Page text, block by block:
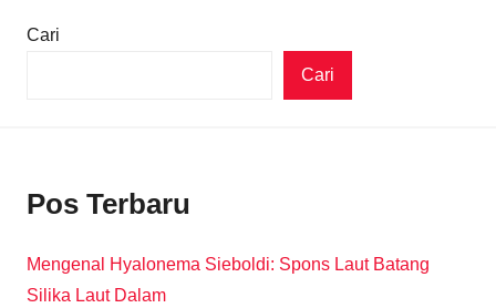
Cari
Cari
Pos Terbaru
Mengenal Hyalonema Sieboldi: Spons Laut Batang
Silika Laut Dalam